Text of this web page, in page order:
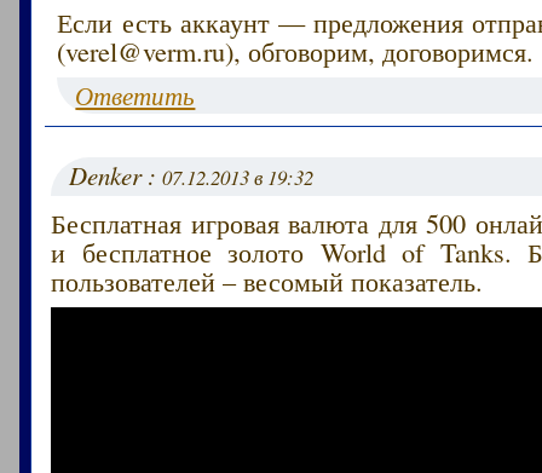
Если есть аккаунт — предложения
(verel@verm.ru), обговорим, договоримся.
Ответить
Denker :07.12.2013 в 19:32
Бесплатная игровая валюта для 500
и бесплатное золото World of Tanks.
пользователей – весомый показатель.